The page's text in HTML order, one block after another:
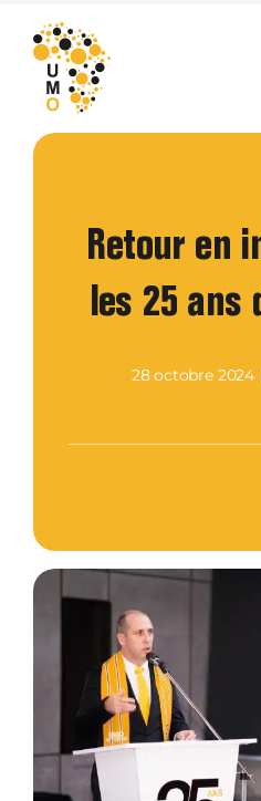
content
Retour en
les 25 ans
28 octobre 2024